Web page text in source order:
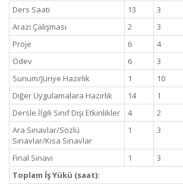
Ders Saati
13 3
Arazi Çalışması
2 3
Proje
6 4
Ödev
6 3
Sunum/Jüriye Hazırlık
1 10
Diğer Uygulamalara Hazırlık
14 1
Dersle İlgili Sınıf Dışı Etkinlikler
4 2
Ara Sınavlar/Sözlü
Sınavlar/Kısa Sınavlar
1 3
Final Sınavı 1 3
Toplam İş Yükü (saat):